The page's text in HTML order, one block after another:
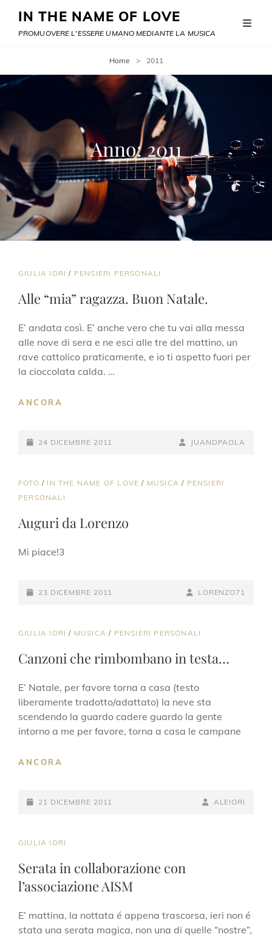
IN THE NAME OF LOVE
PROMUOVERE L'ESSERE UMANO MEDIANTE LA MUSICA
Home > 2011
Anno:2011
CAT
GIULIA IORI / PENSIERI PERSONALI
Alle “mia” ragazza. Buon Natale.
E’ andata così. E’ anche vero che tu vai alla messa
alle nove di sera e ne esci alle tre del mattino, un
rave cattolico praticamente, e io ti aspetto fuori per
la cioccolata calda. …
ANCORA
BUON
POSTED-
24 DICEMBRE 2011
BY
BYLINE
JUANDPAOLA
CAT
LINKS
FOTO / IN THE NAME OF LOVE / MUSICA / PENSIERI
PERSONALI
Auguri da Lorenzo
Mi piace!3
POSTED-
23 DICEMBRE 2011
BY
BYLINE
LORENZO71
CAT
GIULIA IORI / MUSICA / PENSIERI PERSONALI
Canzoni che rimbombano in testa…
E’ Natale, per favore torna a casa (testo
liberamente tradotto/adattato) la neve sta
scendendo la guardo cadere guardo la gente
intorno a me per favore, torna a casa le campane
ANCORA
IN
POSTED-
21 DICEMBRE 2011
BY
BYLINE
ALEIORI
CAT
GIULIA IORI
Serata in collaborazione con
l’associazione AISM
E’ mattina, la nottata é appena trascorsa, ieri non é
stata una serata magica, non una di quelle “nostre”,